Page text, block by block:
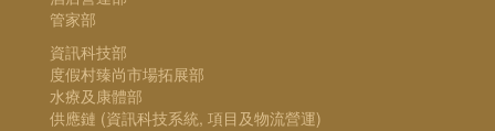
管家部
資訊科技部
度假村臻尚市場拓展部
水療及康體部
供應鏈 (資訊科技系統, 項目及物流營運)